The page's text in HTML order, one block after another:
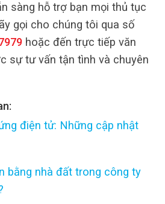
sàng hỗ trợ bạn mọi thủ tục
gọi cho chúng tôi qua số
hoặc đến trực tiếp văn
sự tư vấn tận tình và chuyên
điện tử: Những cập nhật
bằng nhà đất trong công ty